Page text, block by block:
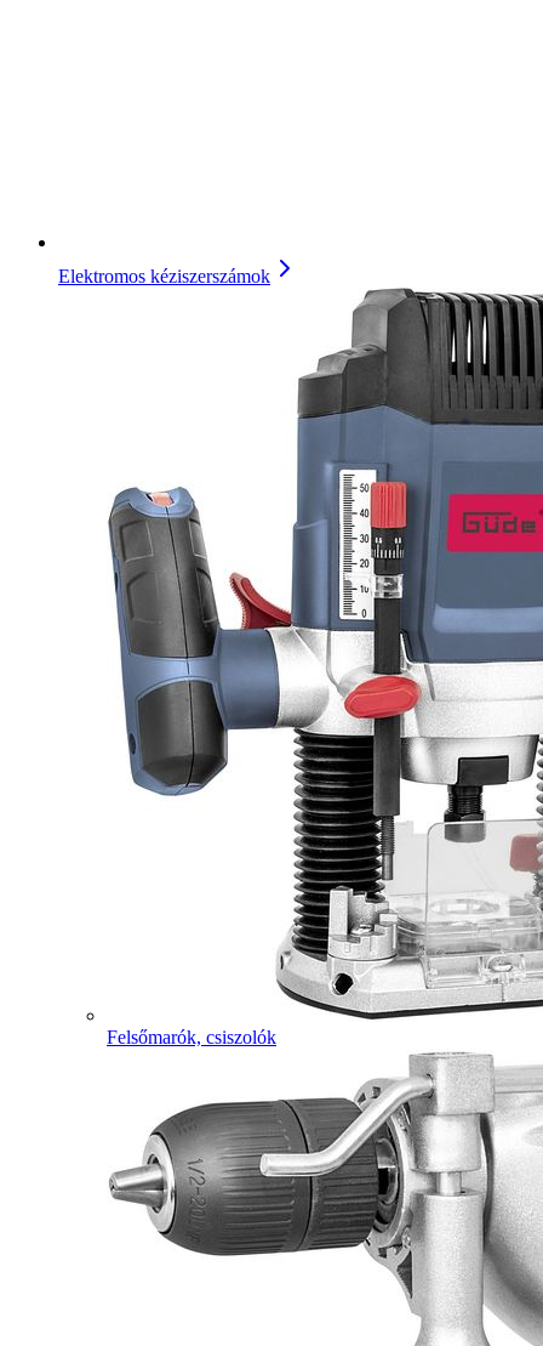
Elektromos kéziszerszámok
Felsőmarók, csiszolók